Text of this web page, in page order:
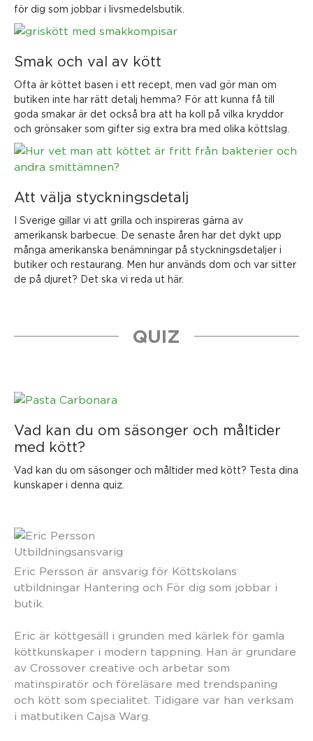
för dig som jobbar i livsmedelsbutik.
Smak och val av kött
Ofta är köttet basen i ett recept, men vad gör man om
butiken inte har rätt detalj hemma? För att kunna få till
goda smakar är det också bra att ha koll på vilka kryddor
och grönsaker som gifter sig extra bra med olika köttslag.
Att välja styckningsdetalj
I Sverige gillar vi att grilla och inspireras gärna av
amerikansk barbecue. De senaste åren har det dykt upp
många amerikanska benämningar på styckningsdetaljer i
butiker och restaurang. Men hur används dom och var sitter
de på djuret? Det ska vi reda ut här.
QUIZ
Vad kan du om säsonger och måltider
med kött?
Vad kan du om säsonger och måltider med kött? Testa dina
kunskaper i denna quiz.
Utbildningsansvarig
Eric Persson är ansvarig för Köttskolans
utbildningar Hantering och För dig som jobbar i
butik.
Eric är köttgesäll i grunden med kärlek för gamla
köttkunskaper i modern tappning. Han är grundare
av Crossover creative och arbetar som
matinspiratör och föreläsare med trendspaning
och kött som specialitet. Tidigare var han verksam
i matbutiken Cajsa Warg.